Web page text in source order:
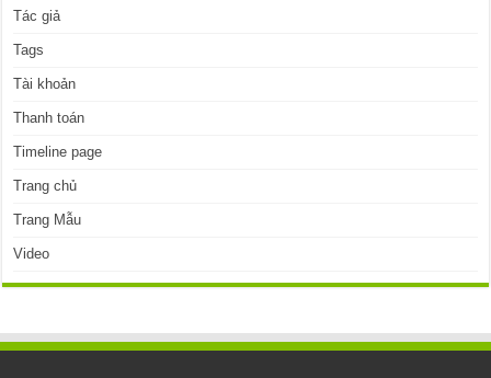
Tác giả
Tags
Tài khoản
Thanh toán
Timeline page
Trang chủ
Trang Mẫu
Video